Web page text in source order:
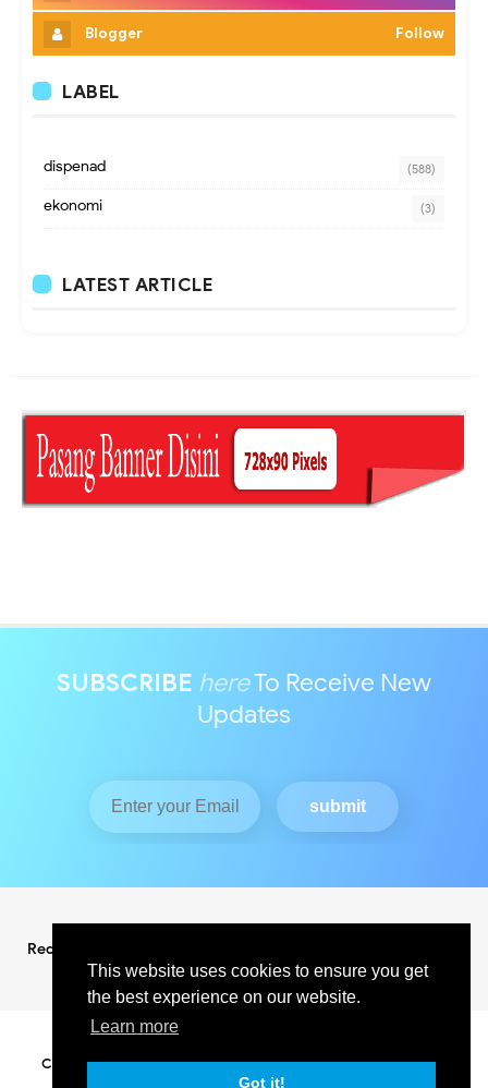
This website uses cookies to ensure you get
the best experience on our website.
Learn more
Got it!
Blogger Follow
LABEL
dispenad (588)
ekonomi (3)
LATEST ARTICLE
SUBSCRIBE hereTo Receive New
Updates
Redaksi
Copyright ©2026KABAR INDO RAYA NEWSAll Right Reserved
SUPPORT BY PIXINDONESIA